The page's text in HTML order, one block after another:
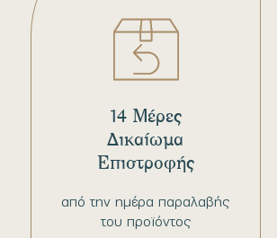
από την ημέρα παραλαβής
του προϊόντος
14 Μέρες
Δικαίωμα
Επιστροφής